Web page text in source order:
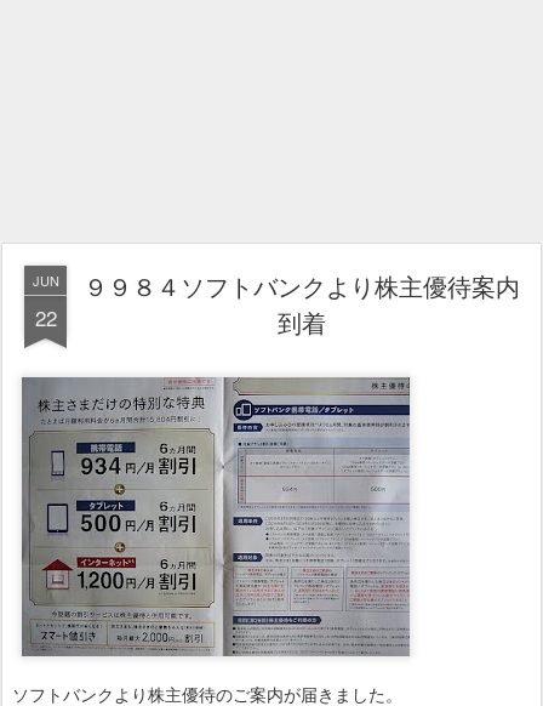
JUN
22
９９８４ソフトバンクより株主優待案内
到着
ソフトバンクより株主優待のご案内が届きました。